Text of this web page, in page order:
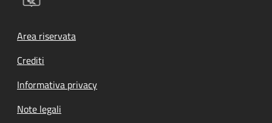
Footer menu
Area riservata
Crediti
Informativa privacy
Note legali